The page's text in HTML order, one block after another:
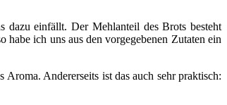
einfällt. Der Mehlanteil des Brots besteht
ich uns aus den vorgegebenen Zutaten ein
Andererseits ist das auch sehr praktisch: